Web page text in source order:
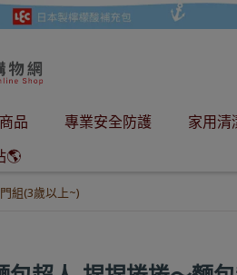
品 專業安全防護 家用清
🌎
組(3歲以上~)